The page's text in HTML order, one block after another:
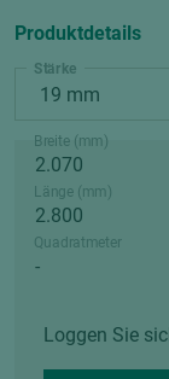
Produktdetails
Stärke
Breite (mm)
Länge (mm)
Quadratmeter
Loggen Sie